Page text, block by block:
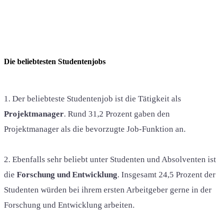
Die beliebtesten Studentenjobs
1. Der beliebteste Studentenjob ist die Tätigkeit als
Projektmanager. Rund 31,2 Prozent gaben den
Projektmanager als die bevorzugte Job-Funktion an.
2. Ebenfalls sehr beliebt unter Studenten und Absolventen ist
die Forschung und Entwicklung. Insgesamt 24,5 Prozent der
Studenten würden bei ihrem ersten Arbeitgeber gerne in der
Forschung und Entwicklung arbeiten.